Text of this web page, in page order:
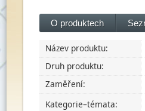
O produktech
Název produktu:
Druh produktu:
Zaměření:
Kategorie–témata: